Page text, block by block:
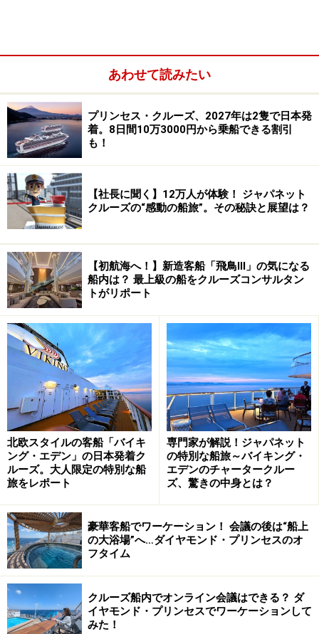
ボイジャー・オブ・ザ・シーズ～データ
13万7276トン 客室数：1557室 定員：3114名
米国ロイヤルカリビアン社所有のカジュアル船
ボイジャー・オブ・ザ・シーズ～設備
朝食の一例。サーモンのベーグル
■食事
メインダイニング、ビュッフェレストラン、24時間営業
のカフェ、ルームサービス
～以下有料レストラン～
ポルトフィーノ（イタリアン）、ジョニーロケッツ（ハ
ンバーガー）、スター・バックス、アイスクリームショ
ップ、バー等
海を望むパターゴルフ
■施設
甲板：プール、ジャグジー、ロッククライミング、パタ
ーゴルフ、バスケットコート等
あわせて読みたい
プリンセス・クルーズ、2027年は2隻で日本発
着。8日間10万3000円から乗船できる割引
も！
【社長に聞く】12万人が体験！ ジャパネット
クルーズの“感動の船旅”。その秘訣と展望は？
【初航海へ！】新造客船「飛鳥Ⅲ」の気になる
船内は？ 最上級の船をクルーズコンサルタン
トがリポート
北欧スタイルの客船「バイキ
ング・エデン」の日本発着ク
ルーズ。大人限定の特別な船
旅をレポート
専門家が解説！ジャパネット
の特別な船旅～バイキング・
エデンのチャータークルー
ズ、驚きの中身とは？
豪華客船でワーケーション！ 会議の後は“船上
の大浴場”へ…ダイヤモンド・プリンセスのオ
フタイム
クルーズ船内でオンライン会議はできる？ ダ
イヤモンド・プリンセスでワーケーションして
みた！